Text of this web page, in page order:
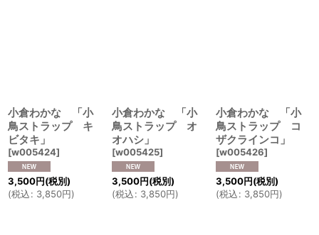
小倉わかな 「小
鳥ストラップ キ
ビタキ」
[w005424]
3,500円(税別)
(税込: 3,850円)
小倉わかな 「小
鳥ストラップ オ
オハシ」
[w005425]
3,500円(税別)
(税込: 3,850円)
小倉わかな 「小
鳥ストラップ コ
ザクラインコ」
[w005426]
3,500円(税別)
(税込: 3,850円)